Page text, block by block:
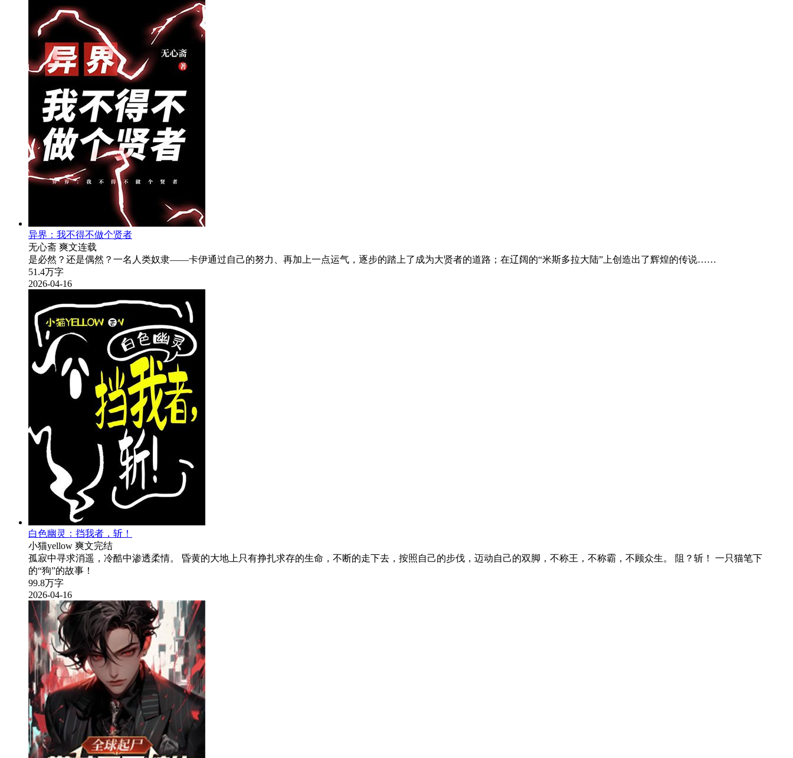
异界：我不得不做个贤者
无心斋 爽文连载
是必然？还是偶然？一名人类奴隶——卡伊通过自己的努力、再加上一点运气，逐步的踏上了成为大贤者的道路；在辽阔的“米斯多拉大陆”上创造出了辉煌的传说……
51.4万字
2026-04-16
白色幽灵：挡我者，斩！
小猫yellow 爽文完结
孤寂中寻求消遥，冷酷中渗透柔情。 昏黄的大地上只有挣扎求存的生命，不断的走下去，按照自己的步伐，迈动自己的双脚，不称王，不称霸，不顾众生。 阻？斩！ 一只猫笔下
的“狗”的故事！
99.8万字
2026-04-16